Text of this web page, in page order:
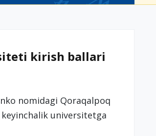
kirish ballari
nomidagi Qoraqalpoq
universitetga